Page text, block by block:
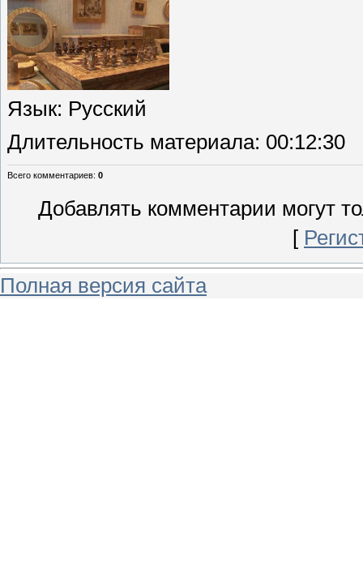
Язык: Русский
Длительность материала: 00:12:30
Всего комментариев: 0
Добавлять комментарии могут
[
Полная версия сайта